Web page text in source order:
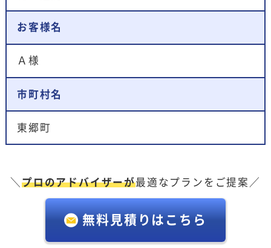
お客様名
Ａ様
市町村名
東郷町
＼プロのアドバイザーが最適なプランをご提案／
無料見積りはこちら